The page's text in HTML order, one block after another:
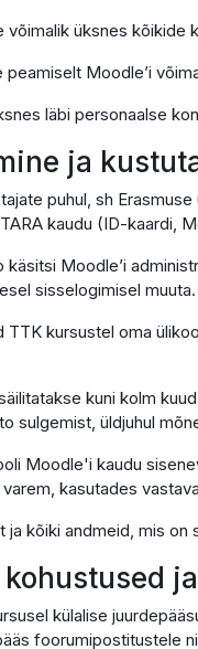
võimalik üksnes
peamiselt Moodle’i
läbi personaalse
ja
puhul, sh
kaudu (ID-kaardi,
Moodle’i
sisselogimisel
TTK kursustel oma
kuni kolm
sulgemist, üldjuhul
Moodle'i kaudu
kasutades
ja kõiki andmeid, mis
külalise
foorumipostitustele